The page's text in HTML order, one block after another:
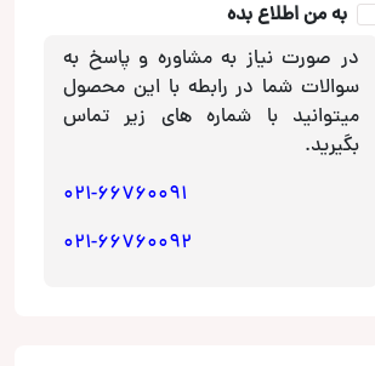
به من اطلاع بده
در صورت نیاز به مشاوره و پاسخ به
سوالات شما در رابطه با این محصول
میتوانید با شماره های زیر تماس
بگیرید.
021-66760091
021-66760092